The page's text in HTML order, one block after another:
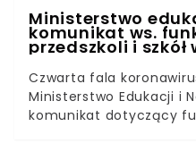
Ministerstwo
komunikat ws.
przedszkoli i szkół
Czwarta fala
Ministerstwo Edukacji i
komunikat dotyczący